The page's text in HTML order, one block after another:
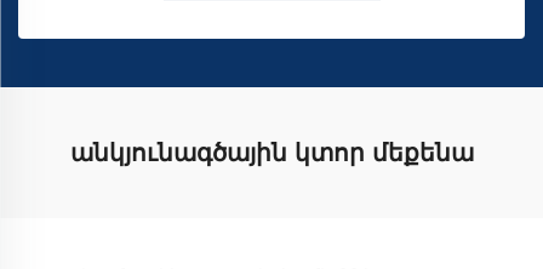
անկյունագծային կտոր մեքենա